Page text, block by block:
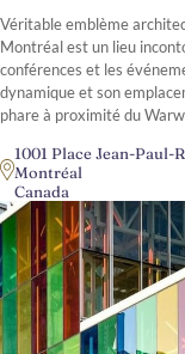
Véritable emblème
Montréal est un lieu
conférences et les
dynamique et son
phare à proximité du
1001 Place Jean-Paul-
Montréal
Canada